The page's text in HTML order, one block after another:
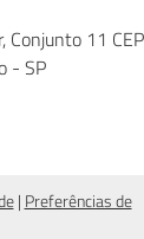
Conjunto 11 CEP
- SP
| Preferências de